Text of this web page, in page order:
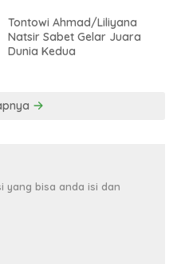
Tontowi Ahmad/Liliyana
Natsir Sabet Gelar Juara
Dunia Kedua
yang bisa anda isi dan